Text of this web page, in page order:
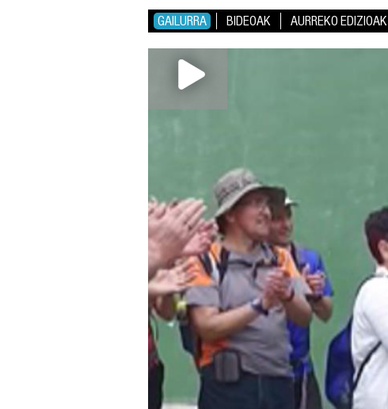
GAILURRA BIDEOAK AURREKO EDIZIOAK